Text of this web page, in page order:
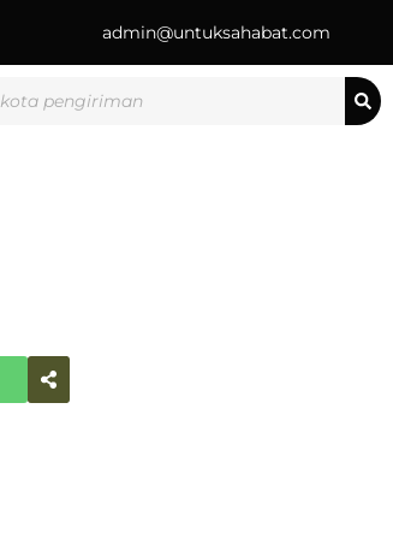
admin@untuksahabat.com